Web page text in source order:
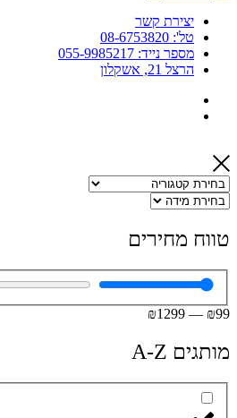
יצירת קשר
טל': 08-6753820
מספר נייד: 055-9985217
הרצל 21, אשקלון
טווח מחירים
₪99
—
₪1299
מותגים A-Z